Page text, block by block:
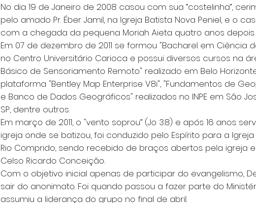
No dia 19 de Janeiro de 2008 casou com sua “costelinha”,
pelo amado Pr. Éber Jamil, na Igreja Batista Nova Peniel, e o
com a chegada da pequena Moriah Aieta quatro anos depois.
Em 07 de dezembro de 2011 se formou "Bacharel em Ciência
no Centro Universitário Carioca e possui diversos cursos na
Básico de Sensoriamento Remoto" realizado em Belo
plataforma "Bentley Map Enterprise V8i", "Fundamentos de
e Banco de Dados Geográficos" realizados no INPE em São
SP, dentre outros.
Em março de 2011, o "vento soprou” (Jo 3.8) e após 16 anos
igreja onde se batizou, foi conduzido pelo Espírito para a
Rio Comprido, sendo recebido de braços abertos pela igreja e
Celso Ricardo Conceição.
Com o objetivo inicial apenas de participar do evangelismo,
sair do anonimato. Foi quando passou a fazer parte do
assumiu a liderança do grupo no final de abril.